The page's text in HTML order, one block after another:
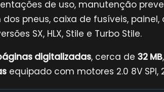
de uso, manutenção
pneus, caixa de fusíveis,
SX, HLX, Stile e Turbo Stile.
digitalizadas, cerca de 32 MB
equipado com motores 2.0 8V SPI,